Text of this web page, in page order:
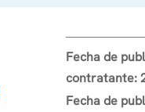
Fecha de
contratante:
Fecha de